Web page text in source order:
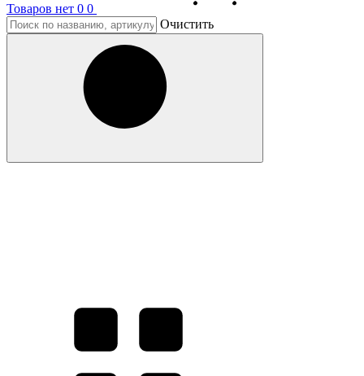
Товаров нет 0 0
Очистить